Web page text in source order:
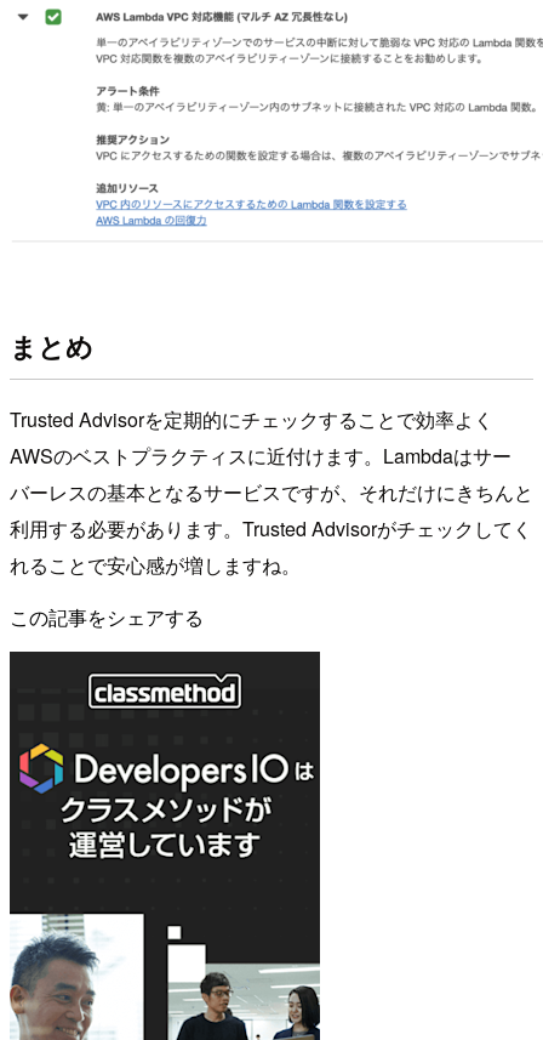
まとめ
Trusted Advisorを定期的にチェックすることで効率よく
AWSのベストプラクティスに近付けます。Lambdaはサー
バーレスの基本となるサービスですが、それだけにきちんと
利用する必要があります。Trusted Advisorがチェックしてく
れることで安心感が増しますね。
この記事をシェアする